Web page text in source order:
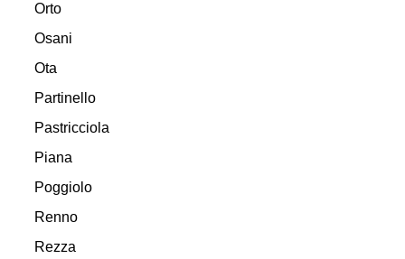
Orto
Osani
Ota
Partinello
Pastricciola
Piana
Poggiolo
Renno
Rezza